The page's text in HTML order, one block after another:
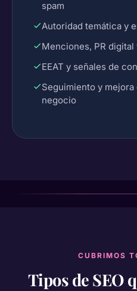
spam
Autoridad temática y
Menciones, PR
EEAT y señales de
Seguimiento y
negocio
CUBRIMOS
Tipos de SEO